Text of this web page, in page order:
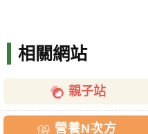
相關網站
親子站
營養N次方